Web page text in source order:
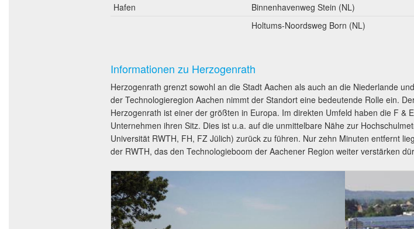
Hafen
Binnenhavenweg Stein (NL)
Holtums-Noordsweg Born (NL)
Informationen zu Herzogenrath
Herzogenrath grenzt sowohl an die Stadt Aachen als auch an die Niederlande
der Technologieregion Aachen nimmt der Standort eine bedeutende Rolle ein.
Herzogenrath ist einer der größten in Europa. Im direkten Umfeld haben die F &
Unternehmen ihren Sitz. Dies ist u.a. auf die unmittelbare Nähe zur
Universität RWTH, FH, FZ Jülich) zurück zu führen. Nur zehn Minuten entfernt
der RWTH, das den Technologieboom der Aachener Region weiter verstärken